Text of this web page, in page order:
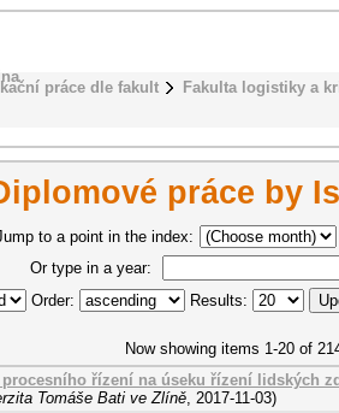
práce dle fakult
Fakulta logistiky a
práce by
to a point in the index:
Or type in a year:
Order: Results:
Now showing items 1-20 of
procesního řízení na úseku řízení lidských
Tomáše Bati ve Zlíně, 2017-11-03)